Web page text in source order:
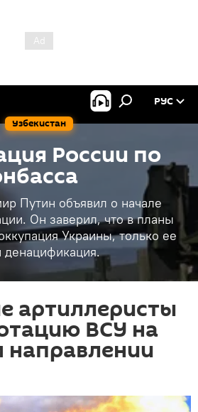
Узбекистан
РУС
России по
Путин объявил о начале
Он заверил, что в планы
Украины, только ее
денацификация.
артиллеристы
ВСУ на
направлении